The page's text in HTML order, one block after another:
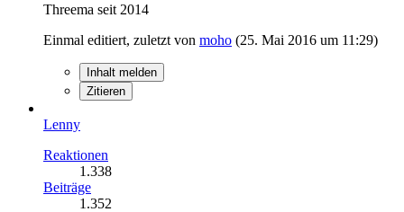
Threema seit 2014
Einmal editiert, zuletzt von moho (25. Mai 2016 um 11:29)
Inhalt melden
Zitieren
Lenny
Reaktionen
1.338
Beiträge
1.352